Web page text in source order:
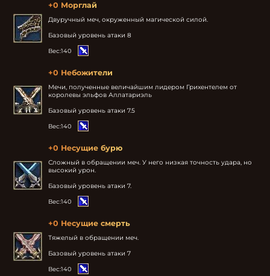
+0 Морглай
Двуручный меч, окруженный магической силой.
Базовый уровень атаки 8
Вес:140
+0 Небожители
Мечи, полученные величайшим лидером Грихентелем от
королевы эльфов Аллатариэль
Базовый уровень атаки 7.5
Вес:140
+0 Несущие бурю
Сложный в обращении меч. У него низкая точность удара, но
высокий урон.
Базовый уровень атаки 7.
Вес:140
+0 Несущие смерть
Тяжелый в обращении меч.
Базовый уровень атаки 7
Вес:140